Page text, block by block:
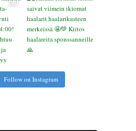
Follow on Instagram